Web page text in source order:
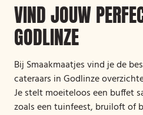
VIND JOUW
GODLINZE
Bij Smaakmaatjes vind je de
cateraars in Godlinze
Je stelt moeiteloos een buffet
zoals een tuinfeest, bruiloft of